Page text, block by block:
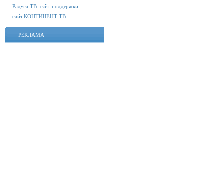
Радуга ТВ- сайт поддержки
сайт КОНТИНЕНТ ТВ
РЕКЛАМА